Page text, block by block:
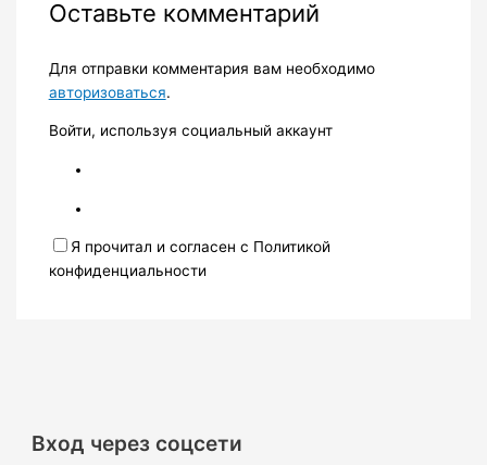
Оставьте комментарий
Для отправки комментария вам необходимо
авторизоваться.
Войти, используя социальный аккаунт
Я прочитал и согласен с Политикой
конфиденциальности
Вход через соцсети